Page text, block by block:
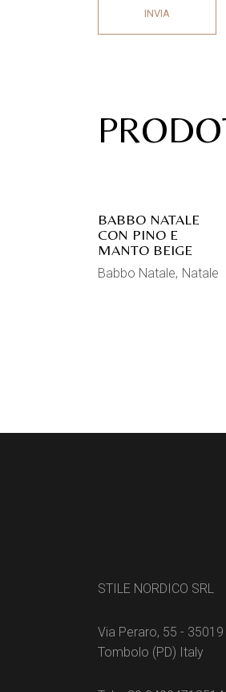
INVIA
BABBO NATALE
CON PINO E
MANTO BEIGE
Babbo Natale Natale
STILE NORDICO SRL
Via Peraro, 55 - 35019
Tombolo (PD) Italy